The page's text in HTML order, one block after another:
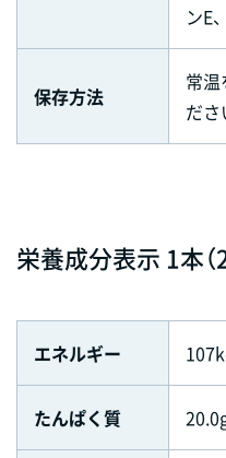
ンE
保存方法
常温
ださ
栄養成分表示 1本
エネルギー
たんぱく質